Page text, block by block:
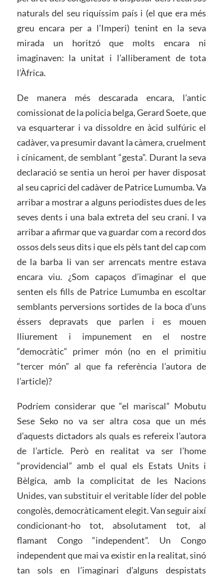
naturals del seu riquíssim país i (el que era més
greu encara per a l’Imperi) tenint en la seva
mirada un horitzó que molts encara ni
imaginaven: la unitat i l’alliberament de tota
l’Àfrica.
De manera més descarada encara, l’antic
comissionat de la policia belga, Gerard Soete, que
va esquarterar i va dissoldre en àcid sulfúric el
cadàver, va presumir davant la càmera, cruelment
i cínicament, de semblant “gesta”. Durant la seva
declaració se sentia un heroi per haver disposat
al seu caprici del cadàver de Patrice Lumumba. Va
arribar a mostrar a alguns periodistes dues de les
seves dents i una bala extreta del seu crani. I va
arribar a afirmar que va guardar com a record dos
ossos dels seus dits i que els pèls tant del cap com
de la barba li van ser arrencats mentre estava
encara viu. ¿Som capaços d’imaginar el que
senten els fills de Patrice Lumumba en escoltar
semblants perversions sortides de la boca d’uns
éssers depravats que parlen i es mouen
lliurement i impunement en el nostre
“democràtic” primer món (no en el primitiu
“tercer món” al que fa referència l’autora de
l’article)?
Podríem considerar que “el mariscal” Mobutu
Sese Seko no va ser altra cosa que un més
d’aquests dictadors als quals es refereix l’autora
de l’article. Però en realitat va ser l’home
“providencial” amb el qual els Estats Units i
Bèlgica, amb la complicitat de les Nacions
Unides, van substituir el veritable líder del poble
congolès, democràticament elegit. Van seguir així
condicionant-ho tot, absolutament tot, al
flamant Congo “independent”. Un Congo
independent que mai va existir en la realitat, sinó
tan sols en l’imaginari d’alguns despistats